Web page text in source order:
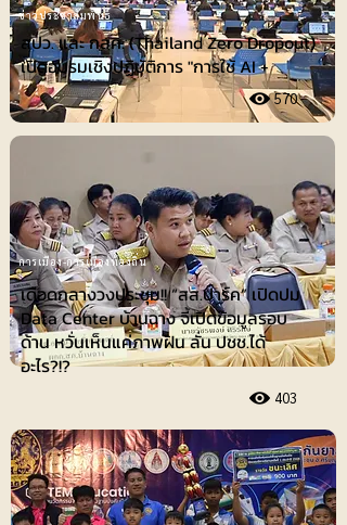
ข่าวประชาสัมพันธ์
สปว. และ กสศ. (Thailand Zero Dropout)
เปิดอบรมเชิงปฏิบัติการ "การใช้ AI +
570
เดือดกลางวงประชุม!! “สส.ปาร์ค” เปิดปม
Data Center บ้านฉาง จี้เปิดข้อมูลรอบ
ด้าน หวั่นเห็นแค่ภาพฝัน ลั่น ปชช.ได้
อะไร?!?
403
การเมือง-การเมืองท้องถิ่น